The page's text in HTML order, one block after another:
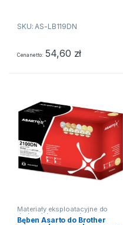
producenta drukarki. Oznacza
pozwalają na...
SKU: AS-LB119DN
Cena netto 54,60 zł
Materiały eksploatacyjne do
drukarek laserowych
Bęben Asarto do Brother